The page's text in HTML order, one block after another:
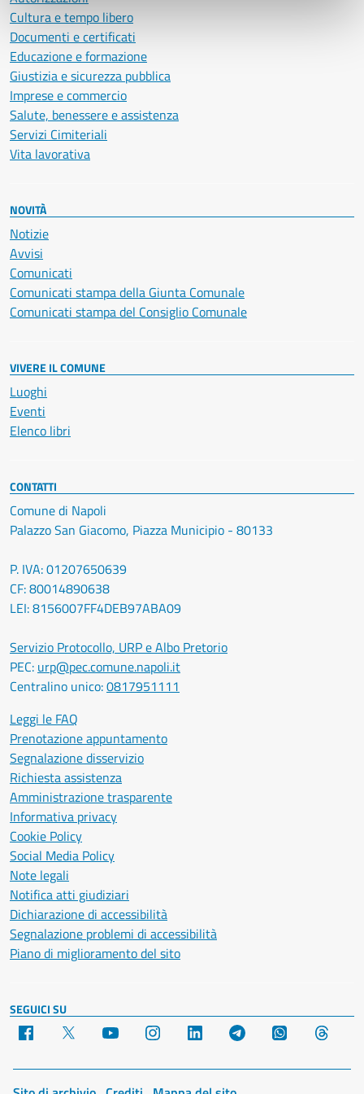
Cultura e tempo libero
Documenti e certificati
Educazione e formazione
Giustizia e sicurezza pubblica
Imprese e commercio
Salute, benessere e assistenza
Servizi Cimiteriali
Vita lavorativa
NOVITÀ
Notizie
Avvisi
Comunicati
Comunicati stampa della Giunta Comunale
Comunicati stampa del Consiglio Comunale
VIVERE IL COMUNE
Luoghi
Eventi
Elenco libri
CONTATTI
Comune di Napoli
Palazzo San Giacomo, Piazza Municipio - 80133
P. IVA: 01207650639
CF: 80014890638
LEI: 8156007FF4DEB97ABA09
Servizio Protocollo, URP e Albo Pretorio
PEC: urp@pec.comune.napoli.it
Centralino unico:0817951111
Leggi le FAQ
Prenotazione appuntamento
Segnalazione disservizio
Richiesta assistenza
Amministrazione trasparente
Informativa privacy
Cookie Policy
Social Media Policy
Note legali
Notifica atti giudiziari
Dichiarazione di accessibilità
Segnalazione problemi di accessibilità
Piano di miglioramento del sito
SEGUICI SU
Facebook YouTube Instagram LinkedIn Telegram WhatsApp